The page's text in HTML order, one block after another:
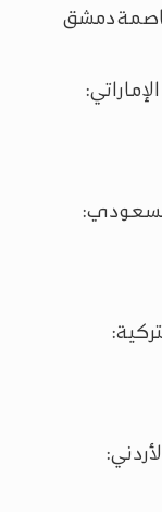
دمشق
السعودي: